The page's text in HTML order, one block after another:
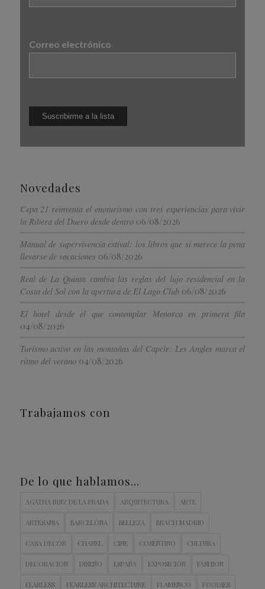
Correo electrónico
Novedades
Cepa 21 reinventa el enoturismo con tres experiencias para vivir
la Ribera del Duero desde dentro 06/08/2026
Manual de supervivencia estival: los libros que sí merece la pena
llevarse de vacaciones 06/08/2026
Real de La Quinta cambia las reglas del lujo residencial en la
Costa del Sol con la apertura de El Lago Club 06/08/2026
El hotel desde el que contemplar Menorca en primera fila
04/08/2026
Turismo activo en las montañas del Capcir: Les Angles marca el
ritmo del verano 04/08/2026
Trabajamos con
De lo que hablamos…
AGATHA RUIZ DE LA PRADA ARQUITECTURA ARTE
ARTESANIA BARCELONA BELLEZA BRACH MADRID
CASA DECOR CHANEL CINE COSENTINO CULTURA
DECORACION DISEÑO ESPAÑA EXPOSICIÓN FASHION
FEARLESS FEARLESS ARCHITECTURE FLAMENCO FOODIES